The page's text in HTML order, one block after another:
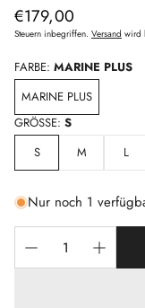
Normaler
Preis
€179,00
Steuern inbegriffen. Versand wird
FARBE: MARINE PLUS
MARINE PLUS
GRÖSSE: S
S
M L
Nur noch 1